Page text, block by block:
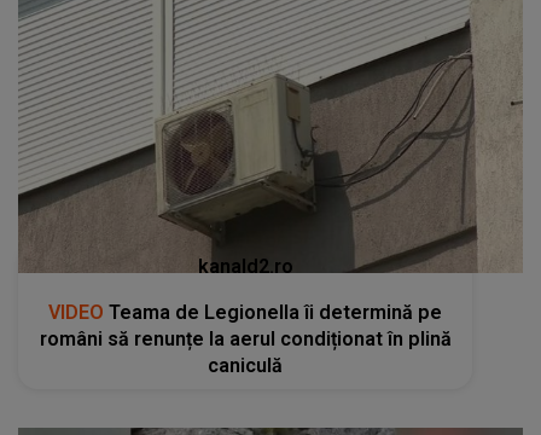
kanald2.ro
VIDEO Teama de Legionella îi determină pe
români să renunțe la aerul condiționat în plină
caniculă